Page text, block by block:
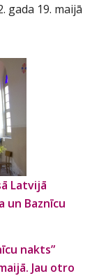
gada 19. maijā
Latvijā
un Baznīcu
nakts”
Jau otro